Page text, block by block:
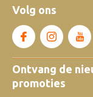
Volg ons
Ontvang de
promoties